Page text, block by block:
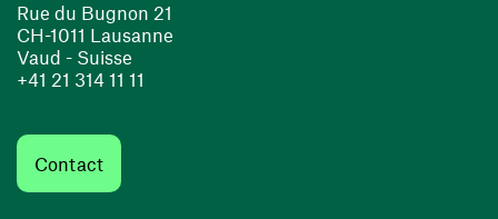
Rue du Bugnon 21
CH-1011 Lausanne
Vaud - Suisse
+41 21 314 11 11
Contact